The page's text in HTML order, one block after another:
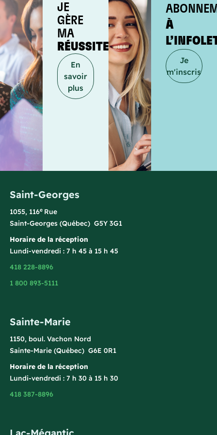
JE
GÈRE
MA
RÉUSSITE
En
savoir
plus
À
Je
m'inscris
Saint-Georges
1055, 116e Rue
Saint-Georges (Québec) G5Y 3G1
Horaire de la réception
Lundi-vendredi : 7 h 45 à 15 h 45
418 228-8896
1 800 893-5111
Sainte-Marie
1150, boul. Vachon Nord
Sainte-Marie (Québec) G6E 0R1
Horaire de la réception
Lundi-vendredi : 7 h 30 à 15 h 30
418 387-8896